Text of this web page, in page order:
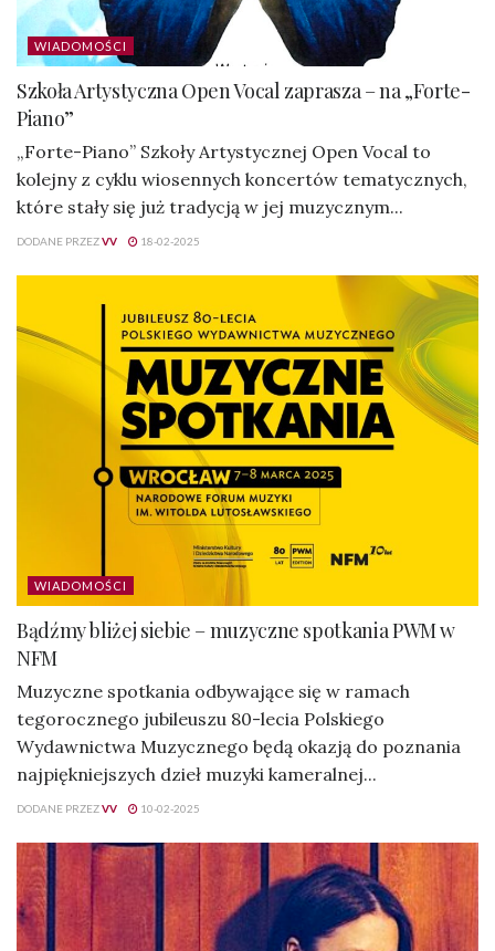
WIADOMOŚCI
Szkoła Artystyczna Open Vocal zaprasza – na „Forte-
Piano”
„Forte-Piano” Szkoły Artystycznej Open Vocal to
kolejny z cyklu wiosennych koncertów tematycznych,
które stały się już tradycją w jej muzycznym...
DODANE PRZEZVV 18-02-2025
WIADOMOŚCI
Bądźmy bliżej siebie – muzyczne spotkania PWM w
NFM
Muzyczne spotkania odbywające się w ramach
tegorocznego jubileuszu 80-lecia Polskiego
Wydawnictwa Muzycznego będą okazją do poznania
najpiękniejszych dzieł muzyki kameralnej...
DODANE PRZEZVV 10-02-2025